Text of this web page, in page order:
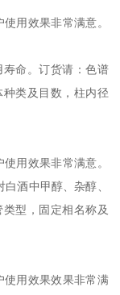
用效果非常满意。
命。订货请：色谱
类及目数，柱内径
用效果非常满意。
酒中甲醇、杂醇、
型，固定相名称及
使用效果效果非常满